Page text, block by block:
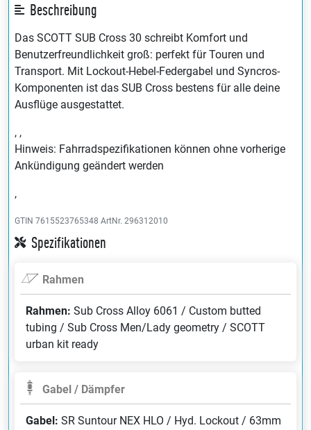
Beschreibung
Das SCOTT SUB Cross 30 schreibt Komfort und
Benutzerfreundlichkeit groß: perfekt für Touren und
Transport. Mit Lockout-Hebel-Federgabel und Syncros-
Komponenten ist das SUB Cross bestens für alle deine
Ausflüge ausgestattet.
, ,
Hinweis: Fahrradspezifikationen können ohne vorherige
Ankündigung geändert werden
,
GTIN 7615523765348 ArtNr. 296312010
Spezifikationen
Rahmen
Rahmen: Sub Cross Alloy 6061 / Custom butted
tubing / Sub Cross Men/Lady geometry / SCOTT
urban kit ready
Gabel / Dämpfer
Gabel: SR Suntour NEX HLO / Hyd. Lockout / 63mm